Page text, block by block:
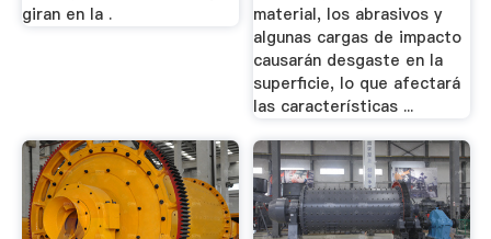
giran en la .
material, los abrasivos y
algunas cargas de impacto
causarán desgaste en la
superficie, lo que afectará
las características ...